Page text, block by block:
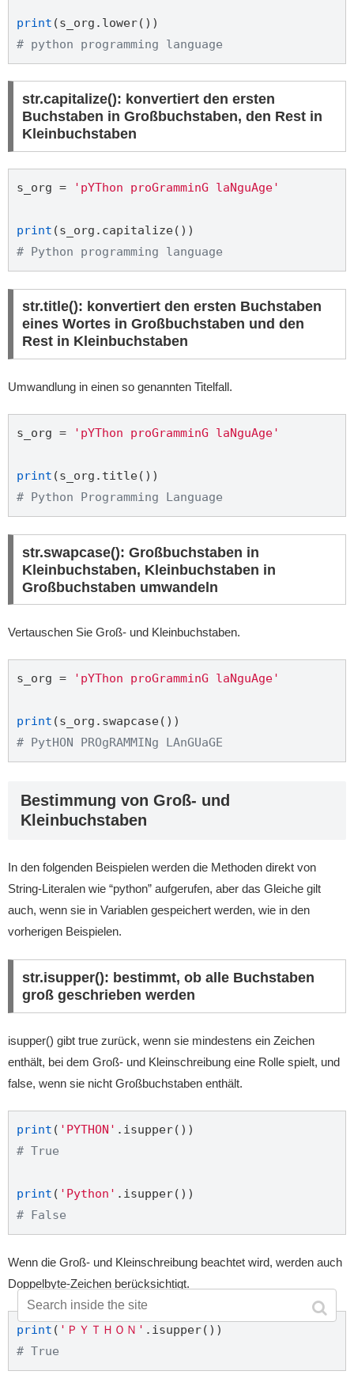
print
# python programming language
str.capitalize(): konvertiert den ersten
Buchstaben in Großbuchstaben, den Rest in
Kleinbuchstaben
s_org = 'pYThon proGramminG laNguAge'
print
# Python programming language
str.title(): konvertiert den ersten Buchstaben
eines Wortes in Großbuchstaben und den
Rest in Kleinbuchstaben
Umwandlung in einen so genannten Titelfall.
s_org = 'pYThon proGramminG laNguAge'
print
# Python Programming Language
str.swapcase(): Großbuchstaben in
Kleinbuchstaben, Kleinbuchstaben in
Großbuchstaben umwandeln
Vertauschen Sie Groß- und Kleinbuchstaben.
s_org = 'pYThon proGramminG laNguAge'
print
# PytHON PROgRAMMINg LAnGUaGE
Bestimmung von Groß- und
Kleinbuchstaben
In den folgenden Beispielen werden die Methoden direkt von
String-Literalen wie “python” aufgerufen, aber das Gleiche gilt
auch, wenn sie in Variablen gespeichert werden, wie in den
vorherigen Beispielen.
str.isupper(): bestimmt, ob alle Buchstaben
groß geschrieben werden
isupper() gibt true zurück, wenn sie mindestens ein Zeichen
enthält, bei dem Groß- und Kleinschreibung eine Rolle spielt, und
false, wenn sie nicht Großbuchstaben enthält.
print ( 'PYTHON'
# True
print ( 'Python'
# False
Wenn die Groß- und Kleinschreibung beachtet wird, werden auch
Doppelbyte-Zeichen berücksichtigt.
print ( 'ＰＹＴＨＯＮ'
# True